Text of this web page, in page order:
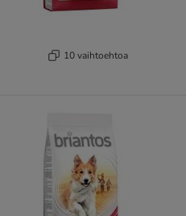
10 vaihtoehtoa